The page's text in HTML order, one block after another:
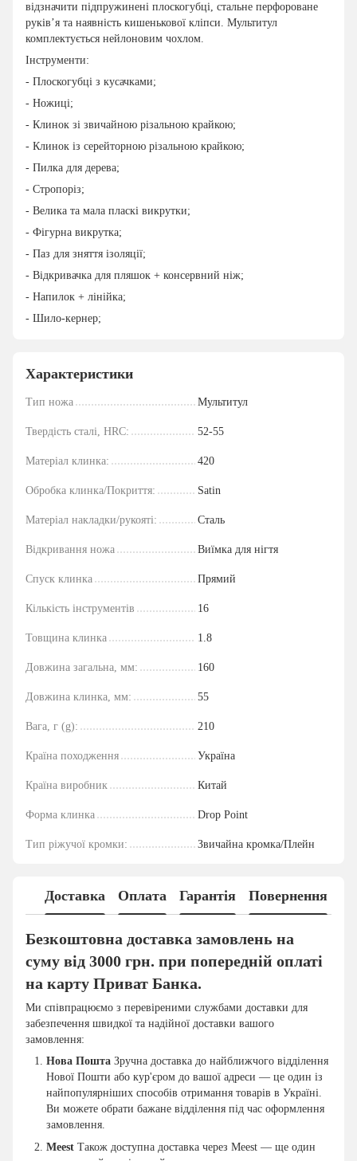
відзначити підпружинені плоскогубці, стальне перфороване
руків’я та наявність кишенькової кліпси. Мультитул
комплектується нейлоновим чохлом.
Інструменти:
- Плоскогубці з кусачками;
- Ножиці;
- Клинок зі звичайною різальною крайкою;
- Клинок із серейторною різальною крайкою;
- Пилка для дерева;
- Стропоріз;
- Велика та мала пласкі викрутки;
- Фігурна викрутка;
- Паз для зняття ізоляції;
- Відкривачка для пляшок + консервний ніж;
- Напилок + лінійка;
- Шило-кернер;
Характеристики
Тип ножа Мультитул
Твердість сталі, HRC: 52-55
Матеріал клинка: 420
Обробка клинка/Покриття: Satin
Матеріал накладки/рукояті: Сталь
Відкривання ножа Виїмка для нігтя
Спуск клинка Прямий
Кількість інструментів 16
Товщина клинка 1.8
Довжина загальна, мм: 160
Довжина клинка, мм: 55
Вага, г (g): 210
Країна походження Україна
Країна виробник Китай
Форма клинка Drop Point
Тип ріжучої кромки: Звичайна кромка/Плейн
Доставка Оплата Гарантія Повернення
Безкоштовна доставка замовлень на
суму від 3000 грн. при попередній оплаті
на карту Приват Банка.
Ми співпрацюємо з перевіреними службами доставки для
забезпечення швидкої та надійної доставки вашого
замовлення:
Нова Пошта Зручна доставка до найближчого відділення
Нової Пошти або кур'єром до вашої адреси — це один із
найпопулярніших способів отримання товарів в Україні.
Ви можете обрати бажане відділення під час оформлення
замовлення.
Meest Також доступна доставка через Meest — ще один